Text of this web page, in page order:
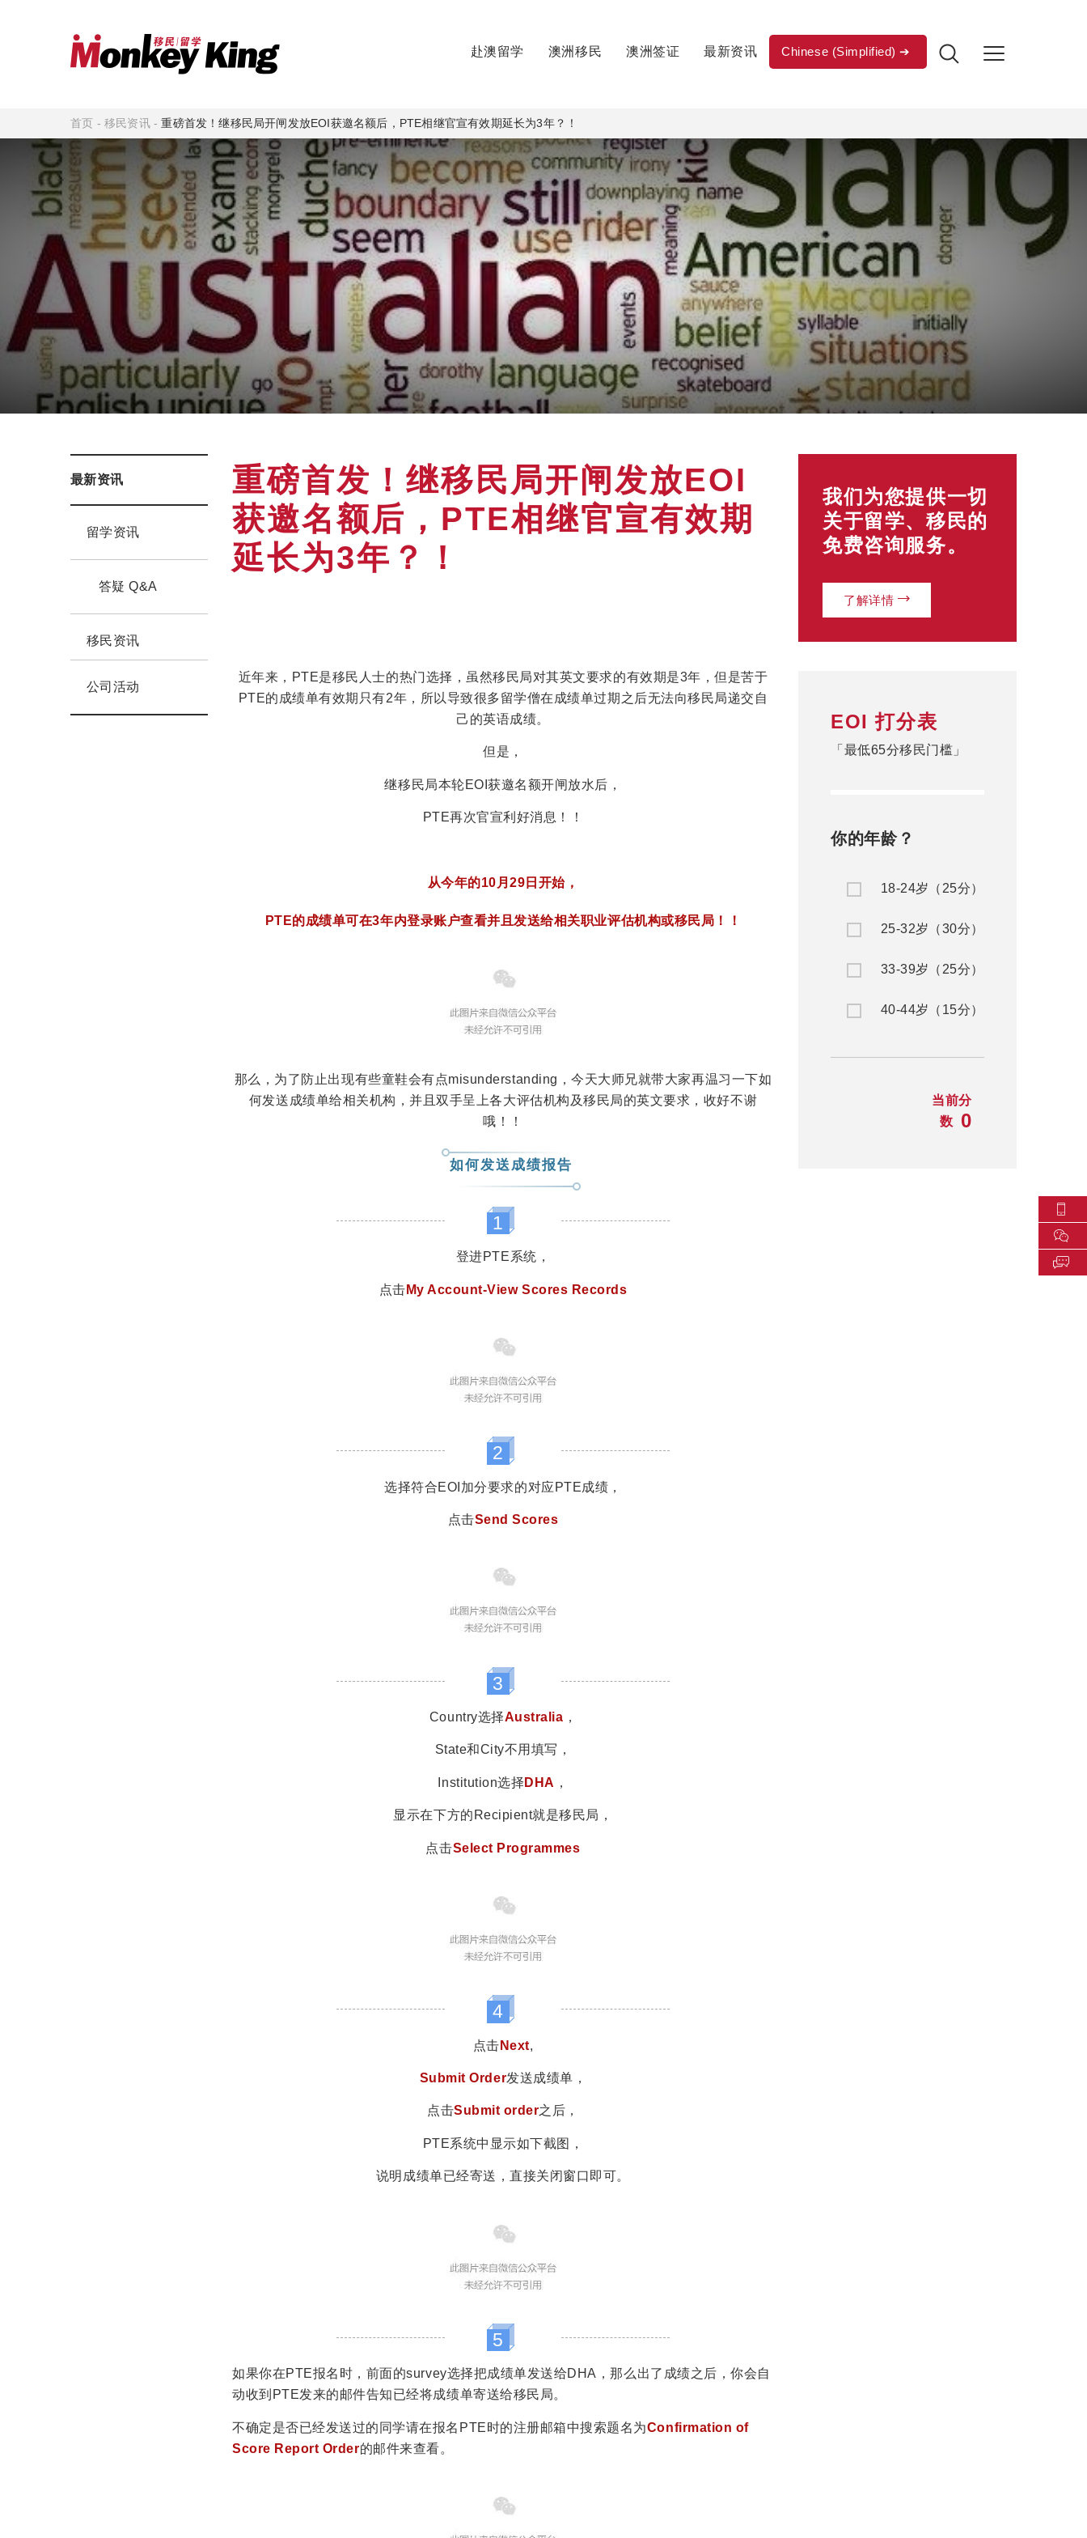
赴澳留学 澳洲移民 澳洲签证 最新资讯 Chinese (Simplified)
首页 -移民资讯-重磅首发！继移民局开闸发放EOI获邀名额后，PTE相继官宣有效期延长为3年？！
最新资讯
留学资讯
答疑 Q&A
移民资讯
公司活动
重磅首发！继移民局开闸发放EOI
获邀名额后，PTE相继官宣有效期
延长为3年？！
近年来，PTE是移民人士的热门选择，虽然移民局对其英文要求的有效期是3年，但是苦于
PTE的成绩单有效期只有2年，所以导致很多留学僧在成绩单过期之后无法向移民局递交自
己的英语成绩。
但是，
继移民局本轮EOI获邀名额开闸放水后，
PTE再次官宣利好消息！！
从今年的10月29日开始，
PTE的成绩单可在3年内登录账户查看并且发送给相关职业评估机构或移民局！！
那么，为了防止出现有些童鞋会有点misunderstanding，今天大师兄就带大家再温习一下如
何发送成绩单给相关机构，并且双手呈上各大评估机构及移民局的英文要求，收好不谢
哦！！
如何发送成绩报告
1
登进PTE系统，
点击 My Account-View Scores Records
2
选择符合EOI加分要求的对应PTE成绩，
点击Send Scores
3
Country选择Australia ，
State和City不用填写，
Institution选择 DHA ，
显示在下方的Recipient就是移民局，
点击Select Programmes
4
点击 Next,
Submit Order发送成绩单，
点击Submit order之后，
PTE系统中显示如下截图，
说明成绩单已经寄送，直接关闭窗口即可。
5
如果你在PTE报名时，前面的survey选择把成绩单发送给DHA，那么出了成绩之后，你会自
动收到PTE发来的邮件告知已经将成绩单寄送给移民局。
不确定是否已经发送过的同学请在报名PTE时的注册邮箱中搜索题名为Confirmation of
Score Report Order的邮件来查看。
我们为您提供一切
关于留学、移民的
免费咨询服务。
了解详情
EOI 打分表
「最低65分移民门槛」
你的年龄？
18-24岁（25分）
25-32岁（30分）
33-39岁（25分）
40-44岁（15分）
当前分
数
0